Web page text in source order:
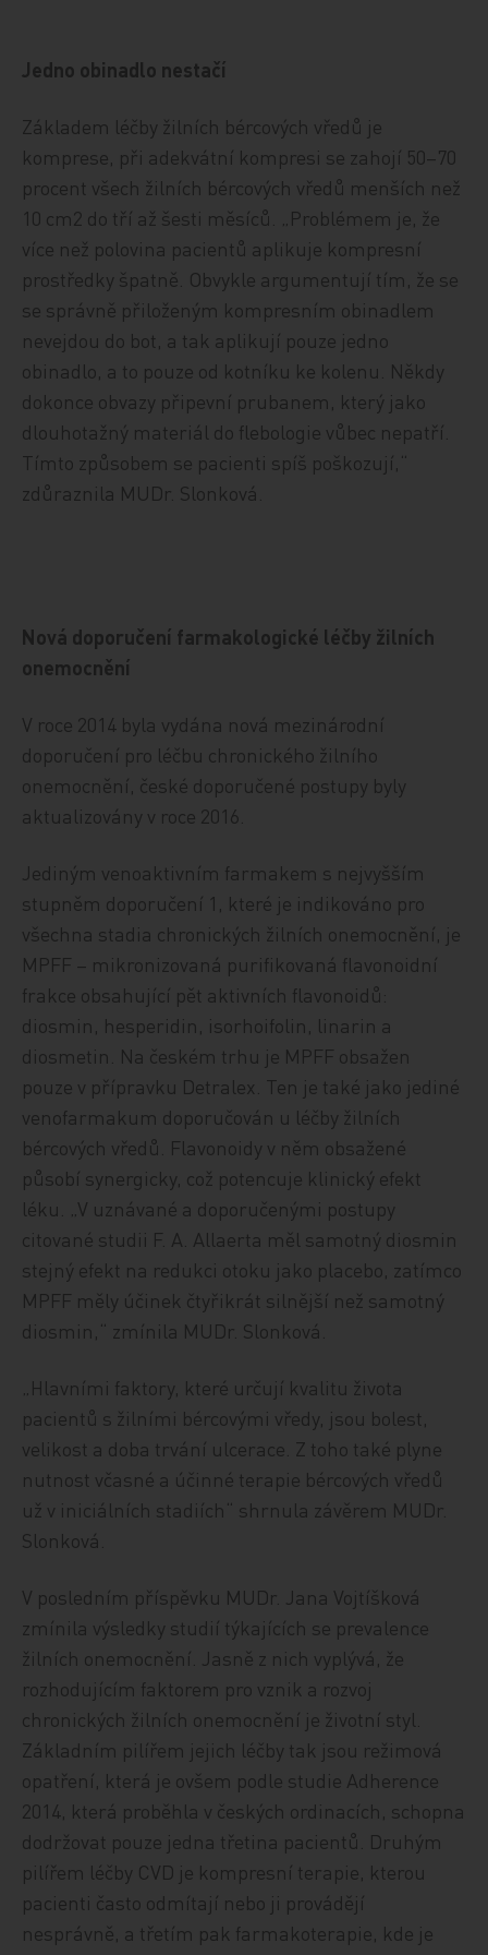
Jedno obinadlo nestačí
Základem léčby žilních bércových vředů je
komprese, při adekvátní kompresi se zahojí 50–70
procent všech žilních bércových vředů menších než
10 cm2 do tří až šesti měsíců. „Problémem je, že
více než polovina pacientů aplikuje kompresní
prostředky špatně. Obvykle argumentují tím, že se
se správně přiloženým kompresním obinadlem
nevejdou do bot, a tak aplikují pouze jedno
obinadlo, a to pouze od kotníku ke kolenu. Někdy
dokonce obvazy připevní prubanem, který jako
dlouhotažný materiál do flebologie vůbec nepatří.
Tímto způsobem se pacienti spíš poškozují,“
zdůraznila MUDr. Slonková.
Nová doporučení farmakologické léčby žilních
onemocnění
V roce 2014 byla vydána nová mezinárodní
doporučení pro léčbu chronického žilního
onemocnění, české doporučené postupy byly
aktualizovány v roce 2016.
Jediným venoaktivním farmakem s nejvyšším
stupněm doporučení 1, které je indikováno pro
všechna stadia chronických žilních onemocnění, je
MPFF – mikronizovaná purifikovaná flavonoidní
frakce obsahující pět aktivních flavonoidů:
diosmin, hesperidin, isorhoifolin, linarin a
diosmetin. Na českém trhu je MPFF obsažen
pouze v přípravku Detralex. Ten je také jako jediné
venofarmakum doporučován u léčby žilních
bércových vředů. Flavonoidy v něm obsažené
působí synergicky, což potencuje klinický efekt
léku. „V uznávané a doporučenými postupy
citované studii F. A. Allaerta měl samotný diosmin
stejný efekt na redukci otoku jako placebo, zatímco
MPFF měly účinek čtyřikrát silnější než samotný
diosmin,“ zmínila MUDr. Slonková.
„Hlavními faktory, které určují kvalitu života
pacientů s žilními bércovými vředy, jsou bolest,
velikost a doba trvání ulcerace. Z toho také plyne
nutnost včasné a účinné terapie bércových vředů
už v iniciálních stadiích“ shrnula závěrem MUDr.
Slonková.
V posledním příspěvku MUDr. Jana Vojtíšková
zmínila výsledky studií týkajících se prevalence
žilních onemocnění. Jasně z nich vyplývá, že
rozhodujícím faktorem pro vznik a rozvoj
chronických žilních onemocnění je životní styl.
Základním pilířem jejich léčby tak jsou režimová
opatření, která je ovšem podle studie Adherence
2014, která proběhla v českých ordinacích, schopna
dodržovat pouze jedna třetina pacientů. Druhým
pilířem léčby CVD je kompresní terapie, kterou
pacienti často odmítají nebo ji provádějí
nesprávně, a třetím pak farmakoterapie, kde je